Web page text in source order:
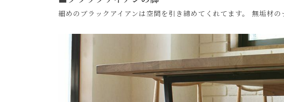
細めのブラックアイアンは空間を引き締めてくれてます。 無垢材